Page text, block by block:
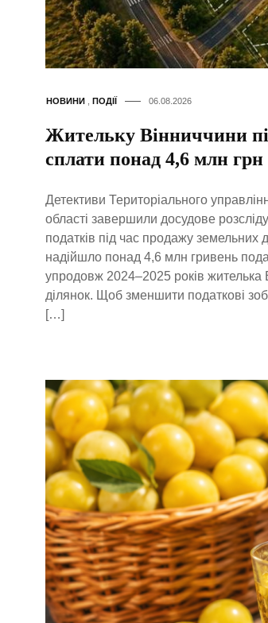
НОВИНИ ПОДІЇ 06.08.2026
Жительку Вінниччини
сплати понад 4,6 млн грн
Детективи Територіального
області завершили досудове
податків під час продажу
надійшло понад 4,6 млн гривень
упродовж 2024–2025 років
ділянок. Щоб зменшити податкові
[…]